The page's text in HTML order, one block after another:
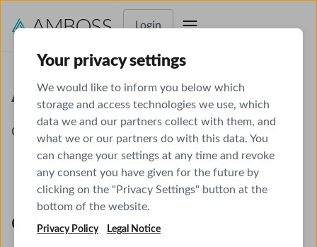
Your privacy settings
We would like to inform you below which
storage and access technologies we use, which
data we and our partners collect with them, and
what we or our partners do with this data. You
can change your settings at any time and revoke
any consent you have given for the future by
clicking on the "Privacy Settings" button at the
bottom of the website.
Privacy Policy Legal Notice
Login
ANKI
Conhecimento num Flash
O que é o ANKI?